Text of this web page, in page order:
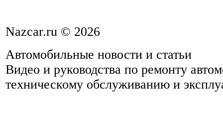
Nazcar.ru © 2026
Автомобильные новости и статьи
Видео и руководства по ремонту
техническому обслуживанию и